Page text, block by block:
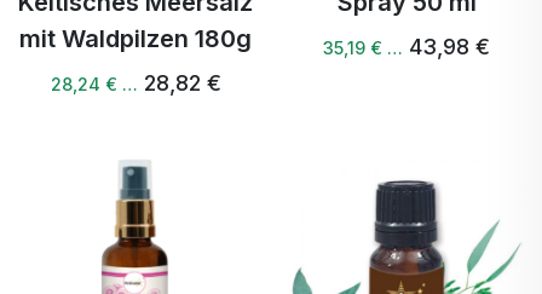
mit Waldpilzen 180g
28,24 € … 28,82 €
35,19 € … 43,98 €